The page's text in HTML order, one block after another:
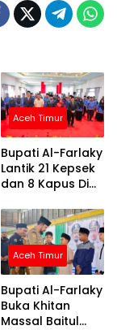
Aceh Timur
Bupati Al-Farlaky
Lantik 21 Kepsek
dan 8 Kapus Di
Pemkab Atim
Aceh Timur
Bupati Al-Farlaky
Buka Khitan
Massal Baitul